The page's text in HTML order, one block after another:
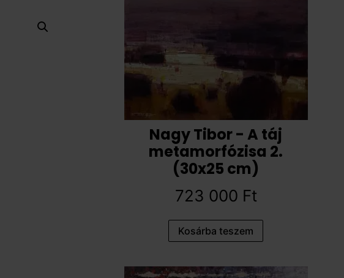
Nagy Tibor - A táj
metamorfózisa 2.
(30x25 cm)
723 000 Ft
Kosárba teszem